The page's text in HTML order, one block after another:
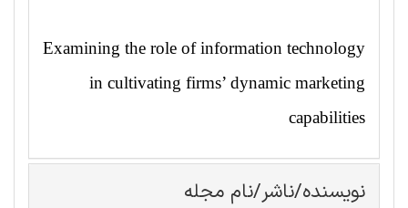
Examining the role of information technology
in cultivating firms’ dynamic marketing
capabilities
نویسنده/ناشر/نام مجله